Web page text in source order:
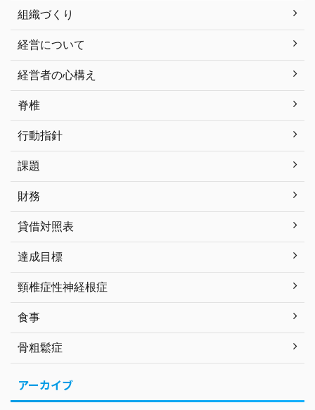
組織づくり
経営について
経営者の心構え
脊椎
行動指針
課題
財務
貸借対照表
達成目標
頸椎症性神経根症
食事
骨粗鬆症
アーカイブ